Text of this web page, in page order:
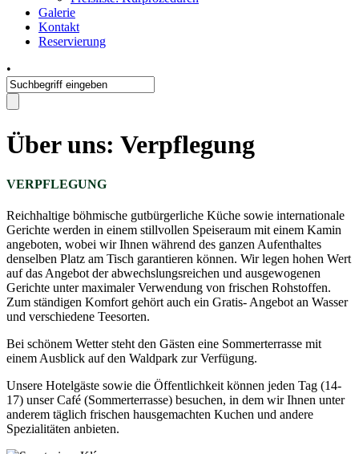
Galerie
Kontakt
Reservierung
•
Über uns: Verpflegung
VERPFLEGUNG
Reichhaltige böhmische gutbürgerliche Küche sowie internationale
Gerichte werden in einem stillvollen Speiseraum mit einem Kamin
angeboten, wobei wir Ihnen während des ganzen Aufenthaltes
denselben Platz am Tisch garantieren können. Wir legen hohen Wert
auf das Angebot der abwechslungsreichen und ausgewogenen
Gerichte unter maximaler Verwendung von frischen Rohstoffen.
Zum ständigen Komfort gehört auch ein Gratis- Angebot an Wasser
und verschiedene Teesorten.
Bei schönem Wetter steht den Gästen eine Sommerterrasse mit
einem Ausblick auf den Waldpark zur Verfügung.
Unsere Hotelgäste sowie die Öffentlichkeit können jeden Tag (14-
17) unser Café (Sommerterrasse) besuchen, in dem wir Ihnen unter
anderem täglich frischen hausgemachten Kuchen und andere
Spezialitäten anbieten.